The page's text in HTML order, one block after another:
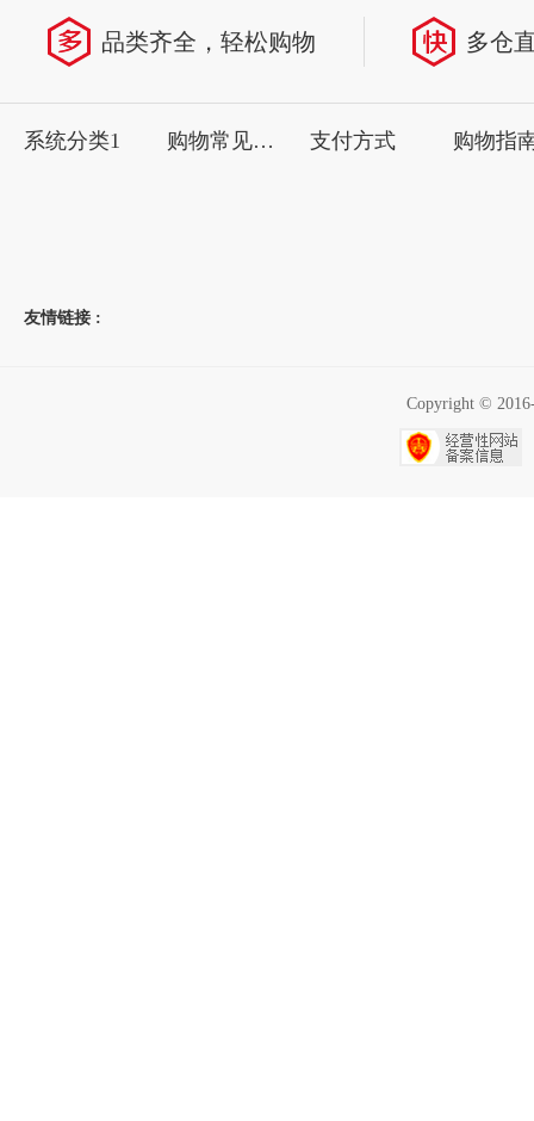
品类齐全，轻松购物 多仓
系统分类1 购物常见问题 支付方式 购物指
友情链接 :
Copyright ©